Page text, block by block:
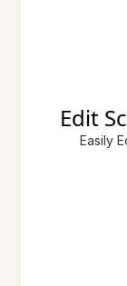
Edit
Easily